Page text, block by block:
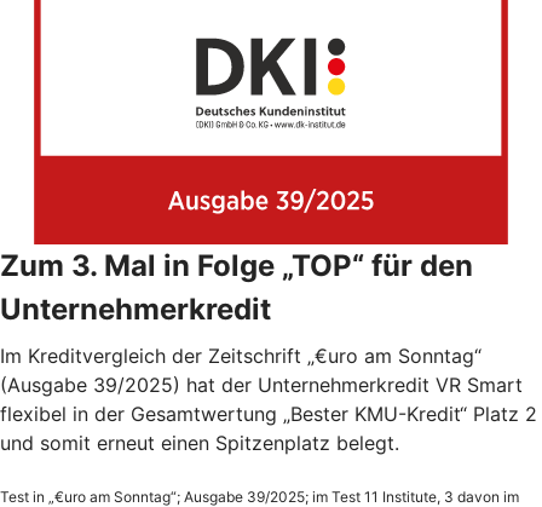
Zum 3. Mal in Folge „TOP“ für den
Unternehmerkredit
Im Kreditvergleich der Zeitschrift „€uro am Sonntag“
(Ausgabe 39/2025) hat der Unternehmerkredit VR Smart
flexibel in der Gesamtwertung „Bester KMU-Kredit“ Platz 2
und somit erneut einen Spitzenplatz belegt.
Test in „€uro am Sonntag“; Ausgabe 39/2025; im Test 11 Institute, 3 davon im